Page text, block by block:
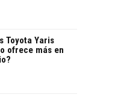
Toyota Yaris
ofrece más en